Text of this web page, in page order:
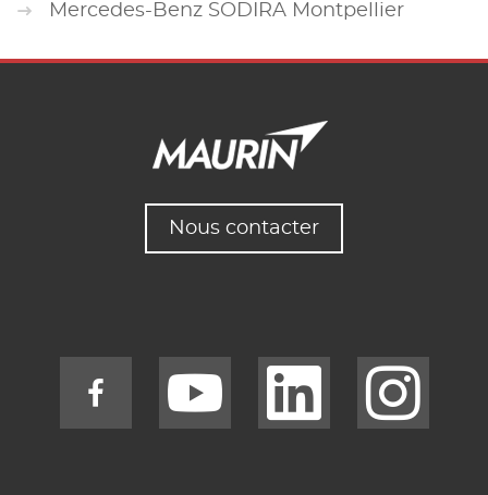
Mercedes-Benz SODIRA Montpellier
Nous contacter